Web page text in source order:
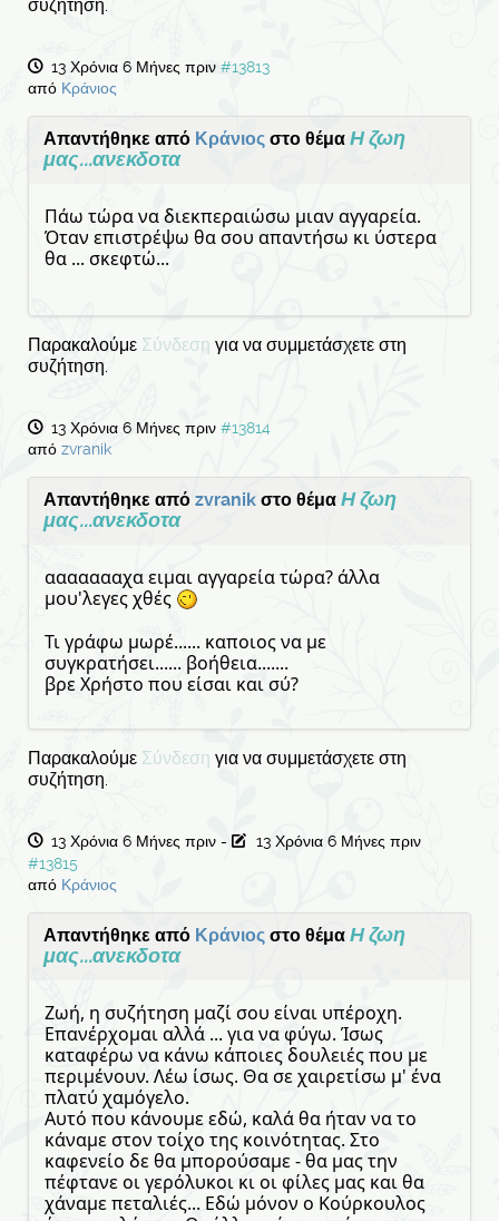
συζήτηση.
13 Χρόνια 6 Μήνες πριν #13813
από Κράνιος
Απαντήθηκε από Κράνιος στο θέμα Η ζωη
μας...ανεκδοτα
Πάω τώρα να διεκπεραιώσω μιαν αγγαρεία.
Όταν επιστρέψω θα σου απαντήσω κι ύστερα
θα ... σκεφτώ...
Παρακαλούμε Σύνδεση για να συμμετάσχετε στη
συζήτηση.
13 Χρόνια 6 Μήνες πριν #13814
από zvranik
Απαντήθηκε από zvranik στο θέμα Η ζωη
μας...ανεκδοτα
αααααααχα ειμαι αγγαρεία τώρα? άλλα
μου'λεγες χθές
Τι γράφω μωρέ...... καποιος να με
συγκρατήσει...... βοήθεια.......
βρε Χρήστο που είσαι και σύ?
Παρακαλούμε Σύνδεση για να συμμετάσχετε στη
συζήτηση.
13 Χρόνια 6 Μήνες πριν -
13 Χρόνια 6 Μήνες πριν
#13815
από Κράνιος
Απαντήθηκε από Κράνιος στο θέμα Η ζωη
μας...ανεκδοτα
Ζωή, η συζήτηση μαζί σου είναι υπέροχη.
Επανέρχομαι αλλά ... για να φύγω. Ίσως
καταφέρω να κάνω κάποιες δουλειές που με
περιμένουν. Λέω ίσως. Θα σε χαιρετίσω μ' ένα
πλατύ χαμόγελο.
Αυτό που κάνουμε εδώ, καλά θα ήταν να το
κάναμε στον τοίχο της κοινότητας. Στο
καφενείο δε θα μπορούσαμε - θα μας την
πέφτανε οι γερόλυκοι κι οι φίλες μας και θα
χάναμε πεταλιές... Εδώ μόνον ο Κούρκουλος